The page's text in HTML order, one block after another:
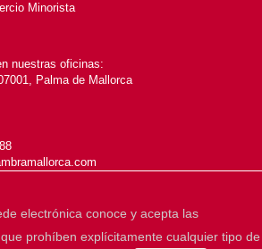
Minorista
nuestras oficinas:
Palma de Mallorca
electrónica conoce y acepta las
que prohíben explícitamente cualquier tipo de